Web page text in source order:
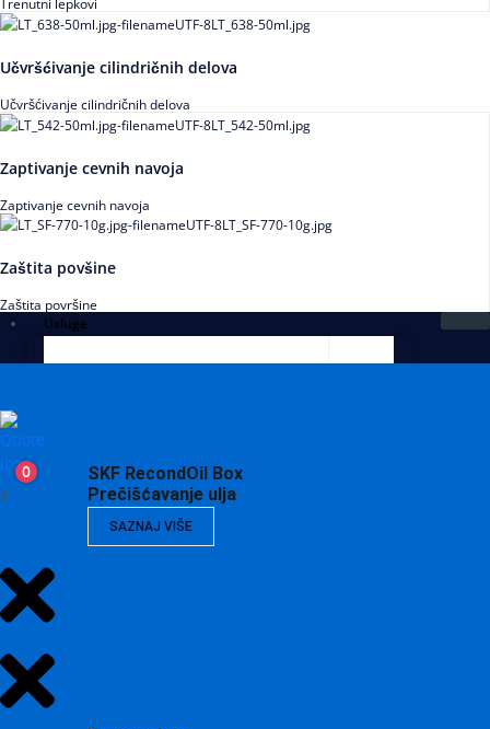
Trenutni lepkovi
Učvršćivanje cilindričnih delova
Učvršćivanje cilindričnih delova
Zaptivanje cevnih navoja
Zaptivanje cevnih navoja
Zaštita povšine
Zaštita površine
Usluge
SKF RecondOil Box
Prečišćavanje ulja
SAZNAJ VIŠE
0
X